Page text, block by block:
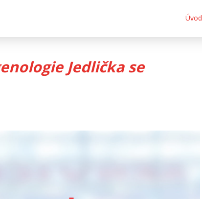
Úvod
Jedlička se